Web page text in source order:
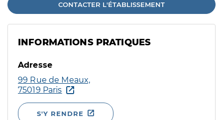
CONTACTER L'ÉTABLISSEMENT
INFORMATIONS PRATIQUES
Adresse
99 Rue de Meaux,
75019 Paris
S'Y RENDRE